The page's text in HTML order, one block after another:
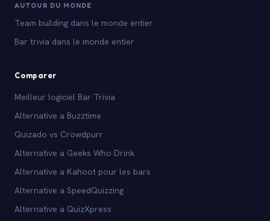
AUTOUR DU MONDE
Team building dans le monde entier
Bar trivia dans le monde entier
Comparer
Meilleur logiciel Bar Trivia
Alternative a Buzztime
Quizado vs Crowdpurr
Alternative a Geeks Who Drink
Alternative a Kahoot pour les bars
Alternative a SpeedQuizzing
Alternative a QuizXpress